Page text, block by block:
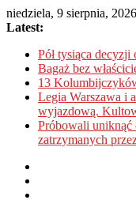
niedziela, 9 sierpnia, 2026
Latest:
Pół tysiąca
Bagaż bez
13
Legia Warszawa i
wyjazdową.
Próbowali uniknąć
zatrzymanych